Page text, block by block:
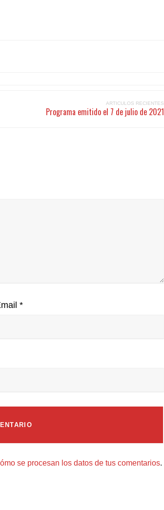
ARTICULOS RECIENTES
Programa emitido el 7 de julio de 2021
*
se procesan los datos de tus comentarios.